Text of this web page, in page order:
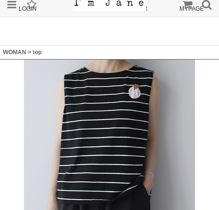
LOGIN ORDER MYPAGE
WOMAN > top